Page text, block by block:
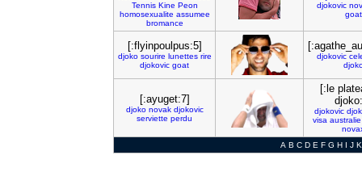
Tennis Kine Peon
homosexualite assumee
bromance
djokovic
goat
[:flyinpoulpus:5]
djoko sourire lunettes rire
djokovic goat
djokovic
[:ayuget:7]
djoko novak djokovic
serviette perdu
[:le
djokovic
visa australie
A B C D E F G H I J K